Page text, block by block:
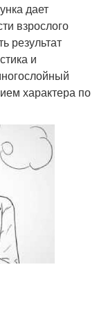
дает
взрослого
результат
и
характера по